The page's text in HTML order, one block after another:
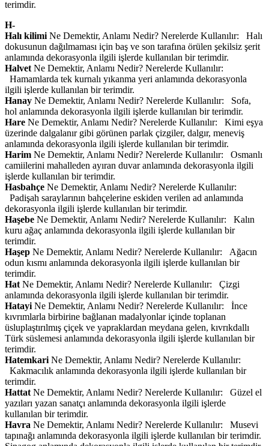
terimdir.
H-
Halı kilimi Ne Demektir, Anlamı Nedir? Nerelerde Kullanılır: Halı
dokusunun dağılmaması için baş ve son tarafına örülen şekilsiz şerit
anlamında dekorasyonla ilgili işlerde kullanılan bir terimdir.
Halvet Ne Demektir, Anlamı Nedir? Nerelerde Kullanılır:
Hamamlarda tek kurnalı yıkanma yeri anlamında dekorasyonla
ilgili işlerde kullanılan bir terimdir.
Hanay Ne Demektir, Anlamı Nedir? Nerelerde Kullanılır: Sofa,
hol anlamında dekorasyonla ilgili işlerde kullanılan bir terimdir.
Hare Ne Demektir, Anlamı Nedir? Nerelerde Kullanılır: Kimi eşya
üzerinde dalgalanır gibi görünen parlak çizgiler, dalgır, meneviş
anlamında dekorasyonla ilgili işlerde kullanılan bir terimdir.
Harim Ne Demektir, Anlamı Nedir? Nerelerde Kullanılır: Osmanlı
camiilerini mahalleden ayıran duvar anlamında dekorasyonla ilgili
işlerde kullanılan bir terimdir.
Hasbahçe Ne Demektir, Anlamı Nedir? Nerelerde Kullanılır:
Padişah saraylarının bahçelerine eskiden verilen ad anlamında
dekorasyonla ilgili işlerde kullanılan bir terimdir.
Haşebe Ne Demektir, Anlamı Nedir? Nerelerde Kullanılır: Kalın
kuru ağaç anlamında dekorasyonla ilgili işlerde kullanılan bir
terimdir.
Haşep Ne Demektir, Anlamı Nedir? Nerelerde Kullanılır: Ağacın
odun kısmı anlamında dekorasyonla ilgili işlerde kullanılan bir
terimdir.
Hat Ne Demektir, Anlamı Nedir? Nerelerde Kullanılır: Çizgi
anlamında dekorasyonla ilgili işlerde kullanılan bir terimdir.
Hatayi Ne Demektir, Anlamı Nedir? Nerelerde Kullanılır: İnce
kıvrımlarla birbirine bağlanan madalyonlar içinde toplanan
üsluplaştırılmış çiçek ve yapraklardan meydana gelen, kıvrıkdallı
Türk süslemesi anlamında dekorasyonla ilgili işlerde kullanılan bir
terimdir.
Hatemkari Ne Demektir, Anlamı Nedir? Nerelerde Kullanılır:
Kakmacılık anlamında dekorasyonla ilgili işlerde kullanılan bir
terimdir.
Hattat Ne Demektir, Anlamı Nedir? Nerelerde Kullanılır: Güzel el
yazıları yazan sanatçı anlamında dekorasyonla ilgili işlerde
kullanılan bir terimdir.
Havra Ne Demektir, Anlamı Nedir? Nerelerde Kullanılır: Musevi
tapınağı anlamında dekorasyonla ilgili işlerde kullanılan bir terimdir.